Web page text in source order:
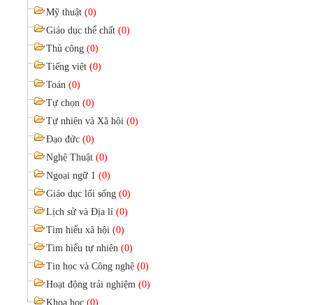
Mỹ thuật (0)
Giáo dục thể chất (0)
Thủ công (0)
Tiếng việt (0)
Toán (0)
Tự chọn (0)
Tự nhiên và Xã hội (0)
Đạo đức (0)
Nghệ Thuật (0)
Ngoại ngữ 1 (0)
Giáo dục lối sống (0)
Lịch sử và Địa lí (0)
Tìm hiểu xã hội (0)
Tìm hiểu tự nhiên (0)
Tin học và Công nghệ (0)
Hoạt động trải nghiệm (0)
Khoa học (0)